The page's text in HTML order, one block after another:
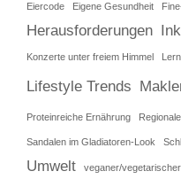
Eiercode Eigene Gesundheit
Herausforderungen
Konzerte unter freiem Himmel
Lifestyle Trends
Proteinreiche Ernährung
Sandalen im Gladiatoren-Look
Umwelt veganer/